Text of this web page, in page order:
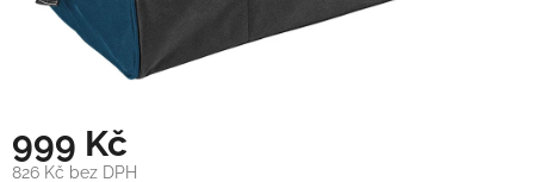
999 Kč
826 Kč bez DPH